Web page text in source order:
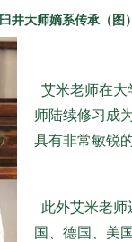
臼井大师嫡系传承（图
艾米老师在大
师陆续修习成
具有非常敏锐
此外艾米老
国、德国、美